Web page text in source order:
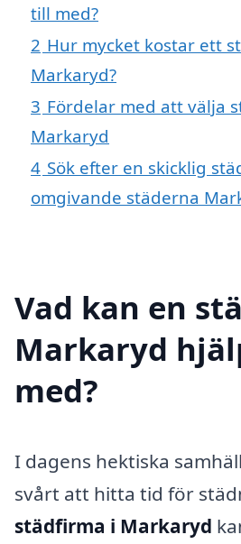
till med?
2 Hur mycket kostar ett
Markaryd?
3 Fördelar med att välja
Markaryd
4 Sök efter en skicklig
omgivande städerna
Vad kan en
Markaryd
med?
I dagens hektiska
svårt att hitta tid för
städfirma i Markaryd